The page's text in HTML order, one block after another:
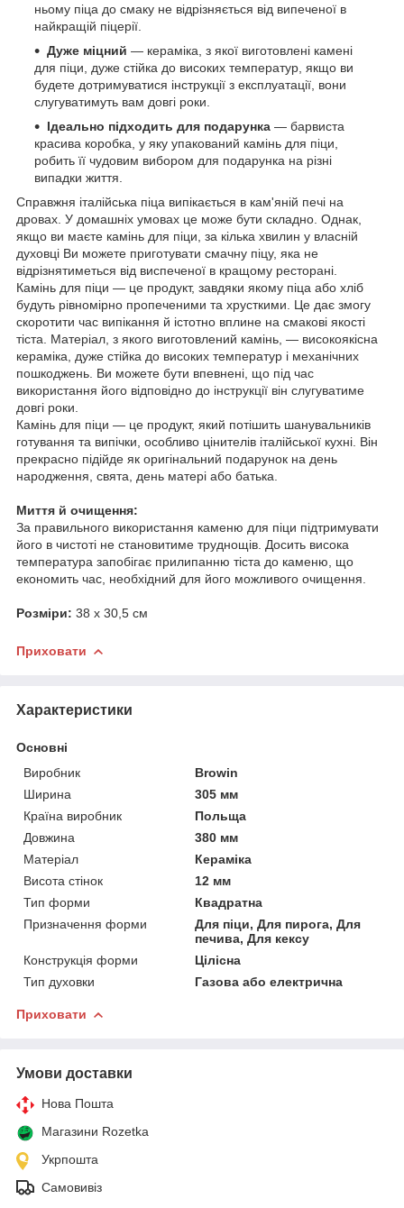
ньому піца до смаку не відрізняється від випеченої в
найкращій піцерії.
Дуже міцний — кераміка, з якої виготовлені камені
для піци, дуже стійка до високих температур, якщо ви
будете дотримуватися інструкції з експлуатації, вони
слугуватимуть вам довгі роки.
Ідеально підходить для подарунка — барвиста
красива коробка, у яку упакований камінь для піци,
робить її чудовим вибором для подарунка на різні
випадки життя.
Справжня італійська піца випікається в кам'яній печі на
дровах. У домашніх умовах це може бути складно. Однак,
якщо ви маєте камінь для піци, за кілька хвилин у власній
духовці Ви можете приготувати смачну піцу, яка не
відрізнятиметься від виспеченої в кращому ресторані.
Камінь для піци — це продукт, завдяки якому піца або хліб
будуть рівномірно пропеченими та хрусткими. Це дає змогу
скоротити час випікання й істотно вплине на смакові якості
тіста. Матеріал, з якого виготовлений камінь, — високоякісна
кераміка, дуже стійка до високих температур і механічних
пошкоджень. Ви можете бути впевнені, що під час
використання його відповідно до інструкції він слугуватиме
довгі роки.
Камінь для піци — це продукт, який потішить шанувальників
готування та випічки, особливо цінителів італійської кухні. Він
прекрасно підійде як оригінальний подарунок на день
народження, свята, день матері або батька.
Миття й очищення:
За правильного використання каменю для піци підтримувати
його в чистоті не становитиме труднощів. Досить висока
температура запобігає прилипанню тіста до каменю, що
економить час, необхідний для його можливого очищення.
Розміри: 38 x 30,5 см
Приховати
Характеристики
Основні
Виробник
Browin
Ширина
305 мм
Країна виробник
Польща
Довжина
380 мм
Матеріал
Кераміка
Висота стінок
12 мм
Тип форми
Квадратна
Призначення форми
Для піци, Для пирога, Для
печива, Для кексу
Конструкція форми
Цілісна
Тип духовки
Газова або електрична
Приховати
Умови доставки
Нова Пошта
Магазини Rozetka
Укрпошта
Самовивіз